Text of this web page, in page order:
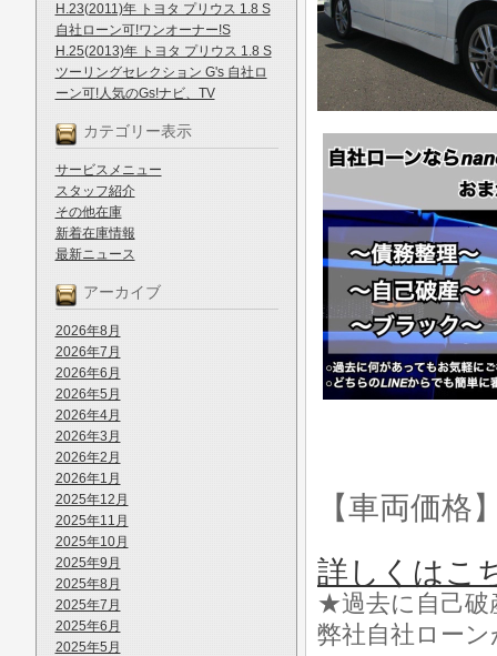
H.23(2011)年 トヨタ プリウス 1.8 S
自社ローン可!ワンオーナー!S
H.25(2013)年 トヨタ プリウス 1.8 S
ツーリングセレクション G's 自社ロ
ーン可!人気のGs!ナビ、TV
カテゴリー表示
サービスメニュー
スタッフ紹介
その他在庫
新着在庫情報
最新ニュース
アーカイブ
2026年8月
2026年7月
2026年6月
2026年5月
2026年4月
2026年3月
2026年2月
2026年1月
2025年12月
2025年11月
2025年10月
2025年9月
2025年8月
2025年7月
2025年6月
2025年5月
【車両価格
詳しくはこ
★過去に自己破
弊社自社ロー